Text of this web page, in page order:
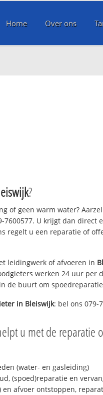
Home Over ons
?
of geen warm water?
7600577. U krijgt dan direct
regelt u een reparatie of
leidingwerk of afvoeren in
werken 24 uur per
de buurt om
in Bleiswijk: bel ons 079-
u met de reparatie
(water- en gasleiding)
(spoed)reparatie en
afvoer ontstoppen,